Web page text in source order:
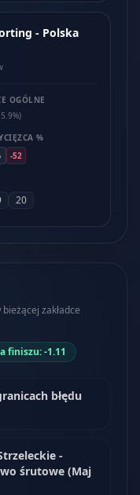
- Polska
OGÓLNE
%
-52
20
zakładce
finiszu: -1.11
błędu
-
śrutowe (Maj